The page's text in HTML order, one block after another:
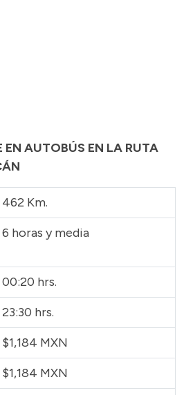
EN AUTOBÚS EN LA RUTA
462 Km.
6 horas y media
00:20 hrs.
23:30 hrs.
$1,184 MXN
$1,184 MXN